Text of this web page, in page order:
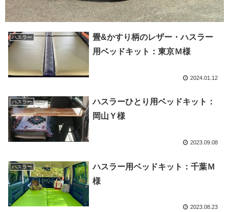
ハスラー
畳&かすり柄のレザー・ハスラー
用ベッドキット：東京Ｍ様
2024.01.12
ハスラー
ハスラーひとり用ベッドキット：
岡山Ｙ様
2023.09.08
ハスラー
ハスラー用ベッドキット：千葉Ｍ
様
2023.08.23